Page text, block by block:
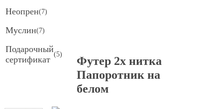
Неопрен(7)
Муслин(7)
Подарочный
сертификат
(5)
Футер 2х нитка
Папоротник на
белом